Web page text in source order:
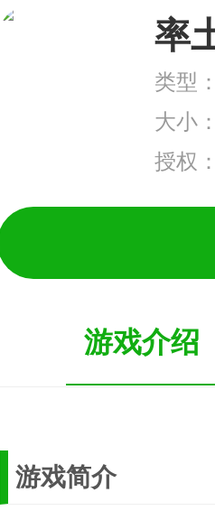
率
类型
大小
授权
游戏介绍
游戏简介